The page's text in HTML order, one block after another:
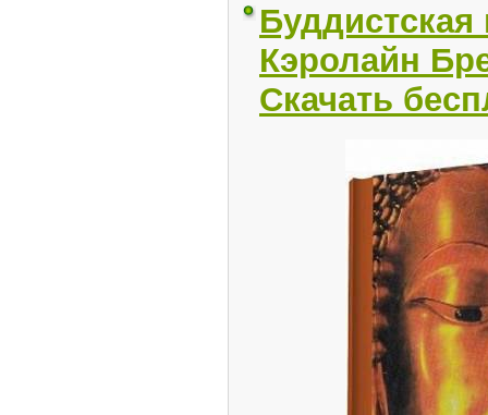
Буддистская
Кэролайн
Скачать